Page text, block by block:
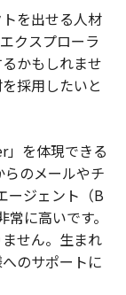
を出せる人材
クスプローラ
かもしれませ
採用したいと
を体現できる
のメールやチ
ージェント（B
に高いです。
せん。生まれ
のサポートに